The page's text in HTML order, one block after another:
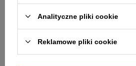
BATERIA
Orientacyjny czas działania
konieczności wymiany baterii -
Analityczne pliki cookie
Reklamowe pliki cookie